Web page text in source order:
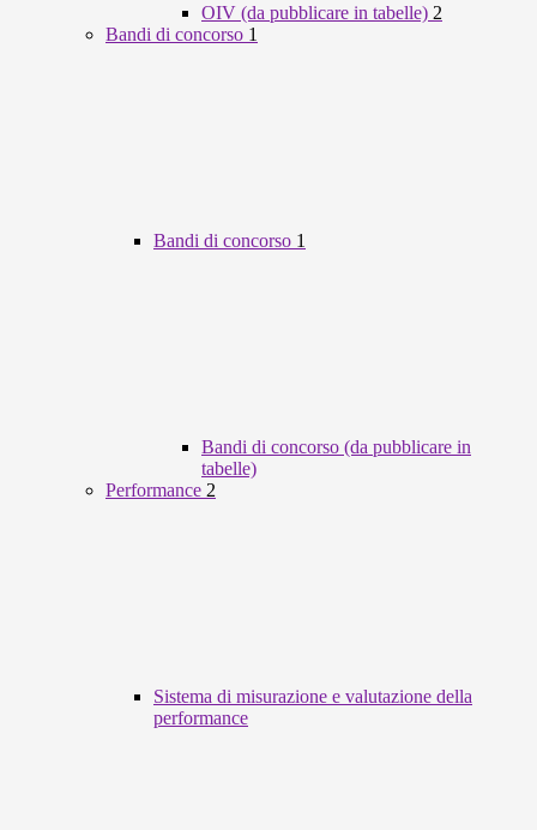
OIV (da pubblicare in tabelle) 2
Bandi di concorso 1
Bandi di concorso 1
Bandi di concorso (da pubblicare in
tabelle)
Performance 2
Sistema di misurazione e valutazione della
performance